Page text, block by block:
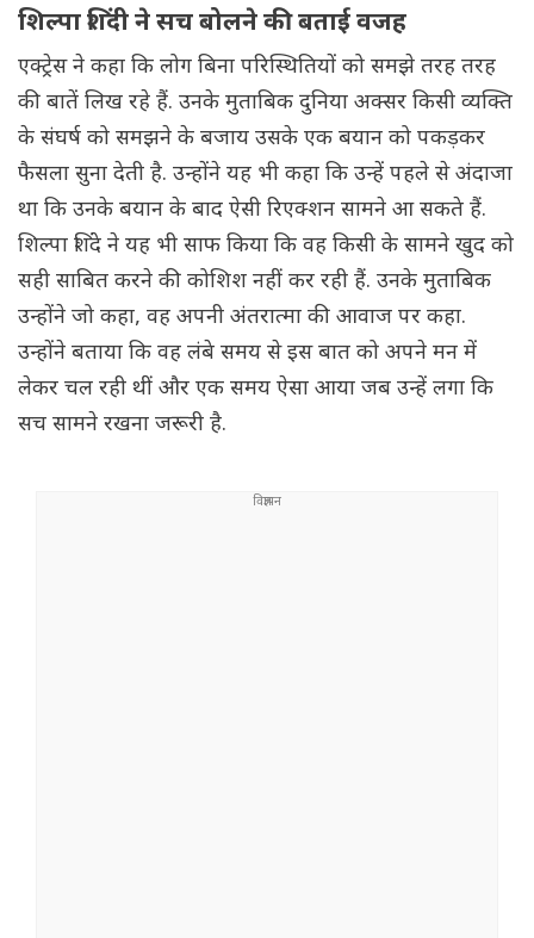
शिल्पा शिंदी ने सच बोलने की बताई वजह
एक्ट्रेस ने कहा कि लोग बिना परिस्थितियों को समझे तरह तरह
की बातें लिख रहे हैं. उनके मुताबिक दुनिया अक्सर किसी व्यक्ति
के संघर्ष को समझने के बजाय उसके एक बयान को पकड़कर
फैसला सुना देती है. उन्होंने यह भी कहा कि उन्हें पहले से अंदाजा
था कि उनके बयान के बाद ऐसी रिएक्शन सामने आ सकते हैं.
शिल्पा शिंदे ने यह भी साफ किया कि वह किसी के सामने खुद को
सही साबित करने की कोशिश नहीं कर रही हैं. उनके मुताबिक
उन्होंने जो कहा, वह अपनी अंतरात्मा की आवाज पर कहा.
उन्होंने बताया कि वह लंबे समय से इस बात को अपने मन में
लेकर चल रही थीं और एक समय ऐसा आया जब उन्हें लगा कि
सच सामने रखना जरूरी है.